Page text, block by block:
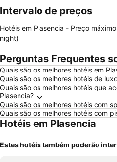
Intervalo de preços
Hotéis em Plasencia - Preço máximo
night)
Perguntas Frequentes
Quais são os melhores hotéis em
Quais são os melhores hotéis de
Quais são os melhores hotéis que
Plasencia?
Quais são os melhores hotéis com
Quais são os melhores hotéis com
Hotéis em Plasencia
Estes hotéis também poderão